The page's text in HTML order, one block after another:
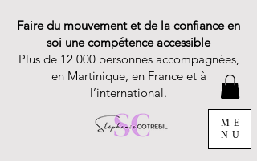
Faire du mouvement et de la confiance en
soi une compétence accessible
Plus de 12 000 personnes accompagnées,
en Martinique, en France et à
l’international.
ME
NU